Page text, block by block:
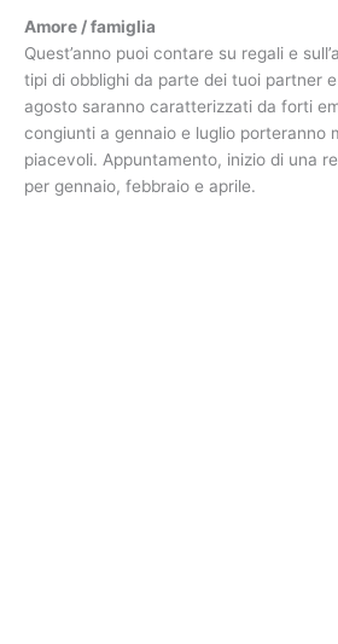
Amore / famiglia
Quest’anno puoi contare su regali e
tipi di obblighi da parte dei tuoi partner
agosto saranno caratterizzati da forti
congiunti a gennaio e luglio porteranno
piacevoli. Appuntamento, inizio di una
per gennaio, febbraio e aprile.